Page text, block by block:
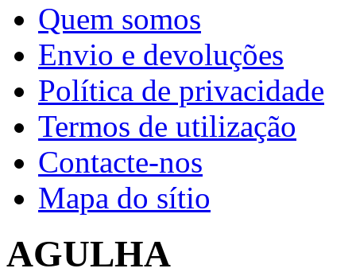
Quem somos
Envio e devoluções
Política de privacidade
Termos de utilização
Contacte-nos
Mapa do sítio
AGULHA